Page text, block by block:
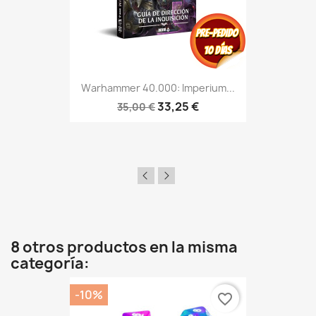
Warhammer 40.000: Imperium...
35,00 €33,25 €
8 otros productos en la misma
categoría:
-10% favorite_border